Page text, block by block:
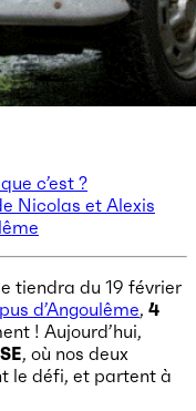
c’est ?
Nicolas et Alexis
tiendra du 19 février
d’Angoulême, 4
! Aujourd’hui,
, où nos deux
le défi, et partent à